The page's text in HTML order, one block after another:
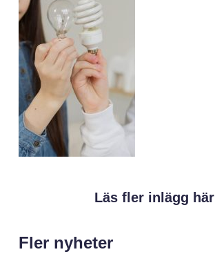
Läs fler inlägg här
Fler nyheter